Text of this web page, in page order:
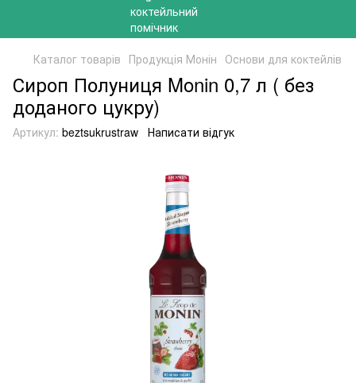
Каталог товарів Продукція Монін Основи для коктейлів
Сироп Полуниця Monin 0,7 л ( без
доданого цукру)
Артикул: beztsukrustraw Написати відгук